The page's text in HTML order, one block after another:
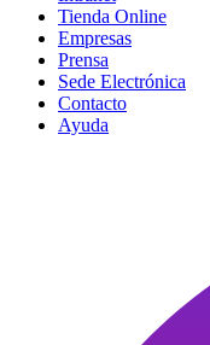
Tienda Online
Empresas
Prensa
Sede Electrónica
Contacto
Ayuda